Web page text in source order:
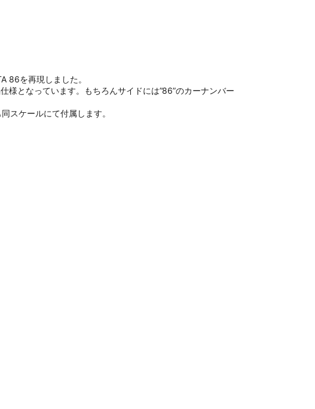
86を再現しました。
となっています。もちろんサイドには”86”のカーナンバー
スケールにて付属します。